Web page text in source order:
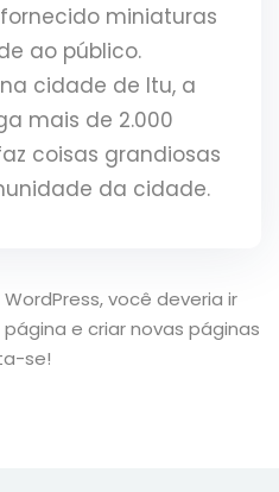
miniaturas
ao público.
cidade de Itu, a
mais de 2.000
coisas grandiosas
da cidade.
você deveria ir
e criar novas páginas
se!